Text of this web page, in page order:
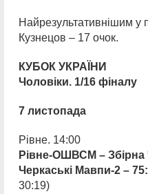
Найрезультативнішим у
Кузнецов – 17 очок.
КУБОК УКРАЇНИ
Чоловіки. 1/16 фіналу
7 листопада
Рівне. 14:00
Рівне-ОШВСМ – Збірна
Черкаські Мавпи-2 –
30:19)